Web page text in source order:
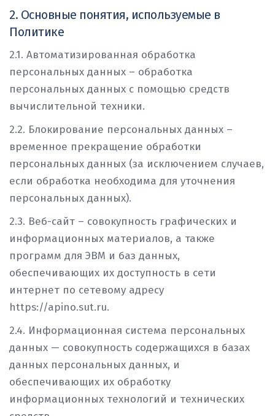
2. Основные понятия, используемые в
Политике
2.1. Автоматизированная обработка
персональных данных – обработка
персональных данных с помощью средств
вычислительной техники.
2.2. Блокирование персональных данных –
временное прекращение обработки
персональных данных (за исключением случаев,
если обработка необходима для уточнения
персональных данных).
2.3. Веб-сайт – совокупность графических и
информационных материалов, а также
программ для ЭВМ и баз данных,
обеспечивающих их доступность в сети
интернет по сетевому адресу
https://apino.sut.ru.
2.4. Информационная система персональных
данных — совокупность содержащихся в базах
данных персональных данных, и
обеспечивающих их обработку
информационных технологий и технических